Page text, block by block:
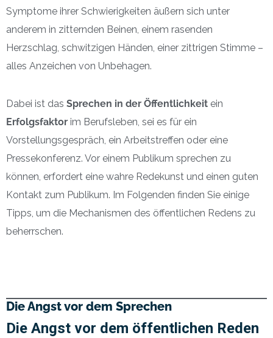
Symptome ihrer Schwierigkeiten äußern sich unter
anderem in zitternden Beinen, einem rasenden
Herzschlag, schwitzigen Händen, einer zittrigen Stimme –
alles Anzeichen von Unbehagen.
Dabei ist das Sprechen in der Öffentlichkeit ein
Erfolgsfaktor im Berufsleben, sei es für ein
Vorstellungsgespräch, ein Arbeitstreffen oder eine
Pressekonferenz. Vor einem Publikum sprechen zu
können, erfordert eine wahre Redekunst und einen guten
Kontakt zum Publikum. Im Folgenden finden Sie einige
Tipps, um die Mechanismen des öffentlichen Redens zu
beherrschen.
Die Angst vor dem Sprechen
Die Angst vor dem öffentlichen Reden